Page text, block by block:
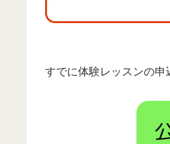
すでに体験レッスンの申